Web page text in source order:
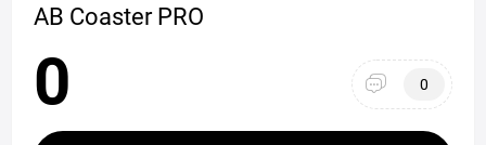
AB Coaster PRO
0 0